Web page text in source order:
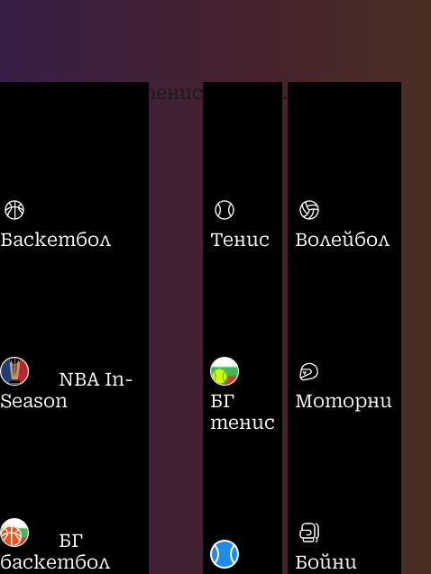
Баскетбол
NBA In-
Season
БГ
баскетбол
тенис
Тенис
БГ
тенис
...
Волейбол
Моторни
Бойни